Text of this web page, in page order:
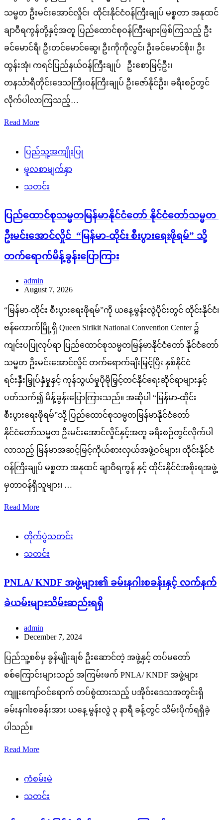
သမ္မတ ဦးမင်းအောင်လှိုင်၊ ထိုင်းနိုင်ငံဝန်ကြီးချုပ် မစ္စတာ အနုထင်
ချာဝီရကွန်တို့နှင့်အတူ ပြည်ထောင်စုဝန်ကြီးများဖြစ်ကြသည့် ဦး
ခင်မောင်ရီ၊ ဦးတင်မောင်ဆွေ၊ ဦးကိုကိုလွင်၊ ဦးခင်မောင်စိုး၊ ဦး
ထွန်းအုံ၊ ကရင်ပြည်နယ်ဝန်ကြီးချုပ် ဦးစောမြင့်ဦး၊
တနင်္သာရီတိုင်းဒေသကြီးဝန်ကြီးချုပ် ဦးဇော်နိုင်ဦး၊ ခရီးစဉ်တွင်
လိုက်ပါလာကြသည့်…
Read More
ပြည်သူ့အကျိုးပြု
မူလစာမျက်နှာ
သတင်း
ပြည်ထောင်စုသမ္မတမြန်မာနိုင်ငံတော် နိုင်ငံတော်သမ္မတ
ဦးမင်းအောင်လှိုင် “မြန်မာ-ထိုင်း စီးပွားရေးဖိုရမ်” သို့
တက်ရောက်မိန့်ခွန်းပြောကြား
admin
August 7, 2026
“မြန်မာ-ထိုင်း စီးပွားရေးဖိုရမ်”ကို ယနေ့မွန်းလွဲပိုင်းတွင် ထိုင်းနိုင်ငံ၊
ဗန်ကောက်မြို့ရှိ Queen Sirikit National Convention Center ၌
ကျင်းပပြုလုပ်ရာ ပြည်ထောင်စုသမ္မတမြန်မာနိုင်ငံတော် နိုင်ငံတော်
သမ္မတ ဦးမင်းအောင်လှိုင် တက်ရောက်ချီးမြှင့်ပြီး နှစ်နိုင်ငံ
ရင်းနှီးမြှုပ်နှံမှုနှင့် ကုန်သွယ်မှုပိုမိုမြှင့်တင်နိုင်ရေးဆိုင်ရာများနှင့်
ပတ်သက်၍ မိန့်ခွန်းပြောကြားသည်။ အဆိုပါ “မြန်မာ-ထိုင်း
စီးပွားရေးဖိုရမ်”သို့ ပြည်ထောင်စုသမ္မတမြန်မာနိုင်ငံတော်
နိုင်ငံတော်သမ္မတ ဦးမင်းအောင်လှိုင်နှင့်အတူ ခရီးစဉ်တွင်လိုက်ပါ
လာသည့် မြန်မာအဆင့်မြင့်ကိုယ်စားလှယ်အဖွဲ့ဝင်များ၊ ထိုင်းနိုင်ငံ
ဝန်ကြီးချုပ် မစ္စတာ အနုထင် ချာဝီရကွန် နှင့် ထိုင်းနိုင်ငံအစိုးရအဖွဲ့
မှတာဝန်ရှိသူများ၊ …
Read More
တိုက်ပွဲသတင်း
သတင်း
PNLA/ KNDF အဖွဲ့များ၏ ခမ်းနဂါးစခန်းနှင့် လက်နက်
ခဲယမ်းများသိမ်းဆည်းရရှိ
admin
December 7, 2024
ပြည်သူ့စစ်မှ ခွန်မျိုးချစ် ဦးဆောင်တဲ့ အဖွဲ့နှင့် တပ်မတော်
စစ်ကြောင်းများသည် အကြမ်းဖက် PNLA/ KNDF အဖွဲ့များ
ကျူးကျော်ဝင်ရောက် တပ်စွဲထားသည့် ပအိုဝ်းဒေသအတွင်းရှိ
ခမ်းနဂါးစခန်းအား ယနေ့ မွန်းလွဲ ၃ နာရီ ခန့်တွင် သိမ်းပိုက်ရရှိခဲ့
ပါသည်။
Read More
ကံစမ်းမဲ
သတင်း